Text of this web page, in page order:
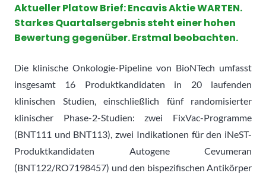
Aktueller Platow Brief: Encavis Aktie WARTEN.
Starkes Quartalsergebnis steht einer hohen
Bewertung gegenüber. Erstmal beobachten.
Die klinische Onkologie-Pipeline von BioNTech umfasst
insgesamt 16 Produktkandidaten in 20 laufenden
klinischen Studien, einschließlich fünf randomisierter
klinischer Phase-2-Studien: zwei FixVac-Programme
(BNT111 und BNT113), zwei Indikationen für den iNeST-
Produktkandidaten Autogene Cevumeran
(BNT122/RO7198457) und den bispezifischen Antikörper